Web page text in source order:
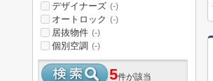
デザイナーズ (-)
オートロック (-)
居抜物件 (-)
個別空調 (-)
5件が該当